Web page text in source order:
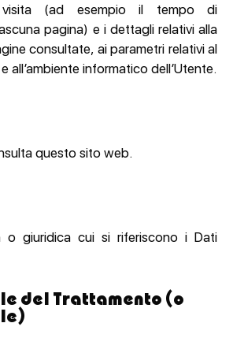
visita (ad esempio il tempo di
pagina) e i dettagli relativi alla
consultate, ai parametri relativi al
all’ambiente informatico dell’Utente.
questo sito web.
o giuridica cui si riferiscono i Dati
del Trattamento (o